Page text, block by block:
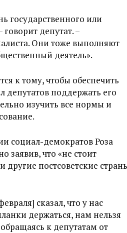
государственного или
депутат. –
Они тоже выполняют
деятель».
к тому, чтобы обеспечить
депутатов поддержать его
изучить все нормы и
социал-демократов Роза
заявив, что «не стоит
другие постсоветские
сказал, что у нас
держаться, нам нельзя
к депутатам от